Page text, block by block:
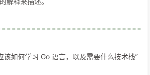
该如何学习 Go 语言，以及需要什么技术栈”